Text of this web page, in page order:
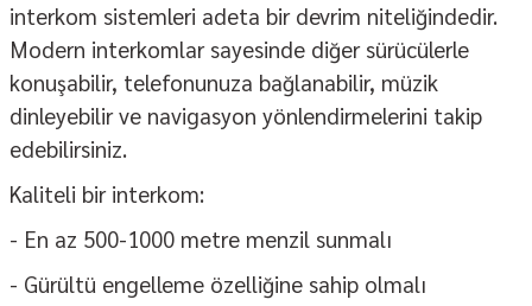
interkom sistemleri adeta bir devrim niteliğindedir.
Modern interkomlar sayesinde diğer sürücülerle
konuşabilir, telefonunuza bağlanabilir, müzik
dinleyebilir ve navigasyon yönlendirmelerini takip
edebilirsiniz.
Kaliteli bir interkom:
- En az 500-1000 metre menzil sunmalı
- Gürültü engelleme özelliğine sahip olmalı